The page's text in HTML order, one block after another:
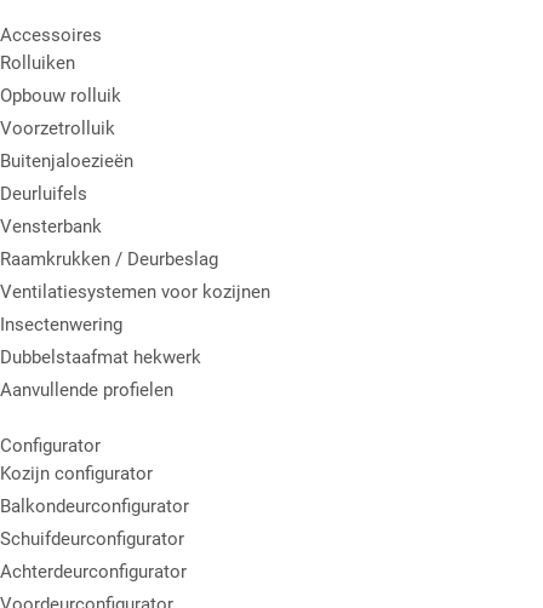
Accessoires
Rolluiken
Opbouw rolluik
Voorzetrolluik
Buitenjaloezieën
Deurluifels
Vensterbank
Raamkrukken / Deurbeslag
Ventilatiesystemen voor kozijnen
Insectenwering
Dubbelstaafmat hekwerk
Aanvullende profielen
Configurator
Kozijn configurator
Balkondeurconfigurator
Schuifdeurconfigurator
Achterdeurconfigurator